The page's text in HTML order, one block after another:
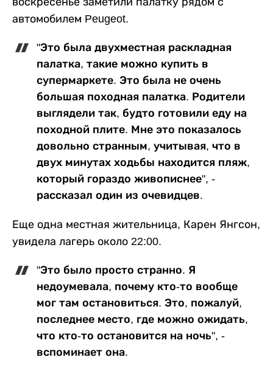
автомобилем Peugeot.
"Это была двухместная раскладная
палатка, такие можно купить в
супермаркете. Это была не очень
большая походная палатка. Родители
выглядели так, будто готовили еду на
походной плите. Мне это показалось
довольно странным, учитывая, что в
двух минутах ходьбы находится пляж,
который гораздо живописнее", -
рассказал один из очевидцев.
Еще одна местная жительница, Карен Янгсон,
увидела лагерь около 22:00.
"Это было просто странно. Я
недоумевала, почему кто-то вообще
мог там остановиться. Это, пожалуй,
последнее место, где можно ожидать,
что кто-то остановится на ночь", -
вспоминает она.